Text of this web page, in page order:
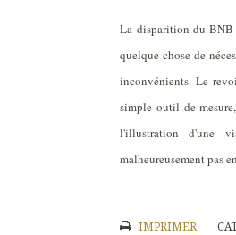
La disparition du BNB
quelque chose de
inconvénients. Le
simple outil de
l'illustration d'une
malheureusement pas
IMPRIMER